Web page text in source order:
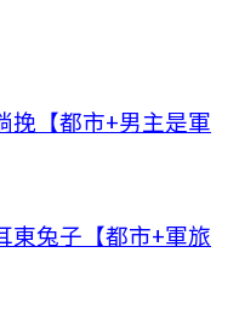
挽【都市+男主是軍
東兔子【都市+軍旅